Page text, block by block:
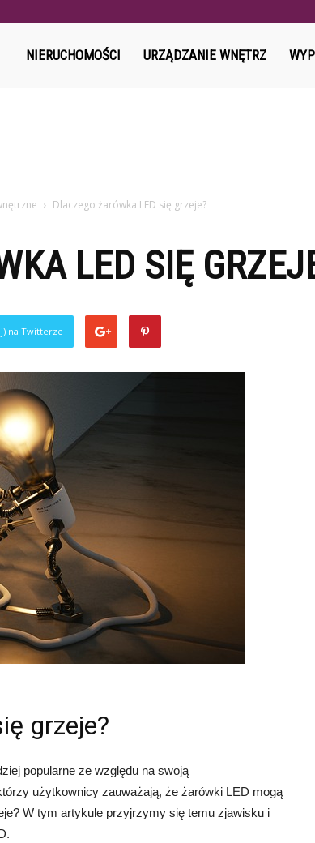
NIERUCHOMOŚCI URZĄDZANIE WNĘTRZ
Dlaczego żarówka LED się grzeje?
LED SIĘ
na Twitterze
grzeje?
popularne ze względu na swoją
użytkownicy zauważają, że żarówki LED mogą
W tym artykule przyjrzymy się temu zjawisku i